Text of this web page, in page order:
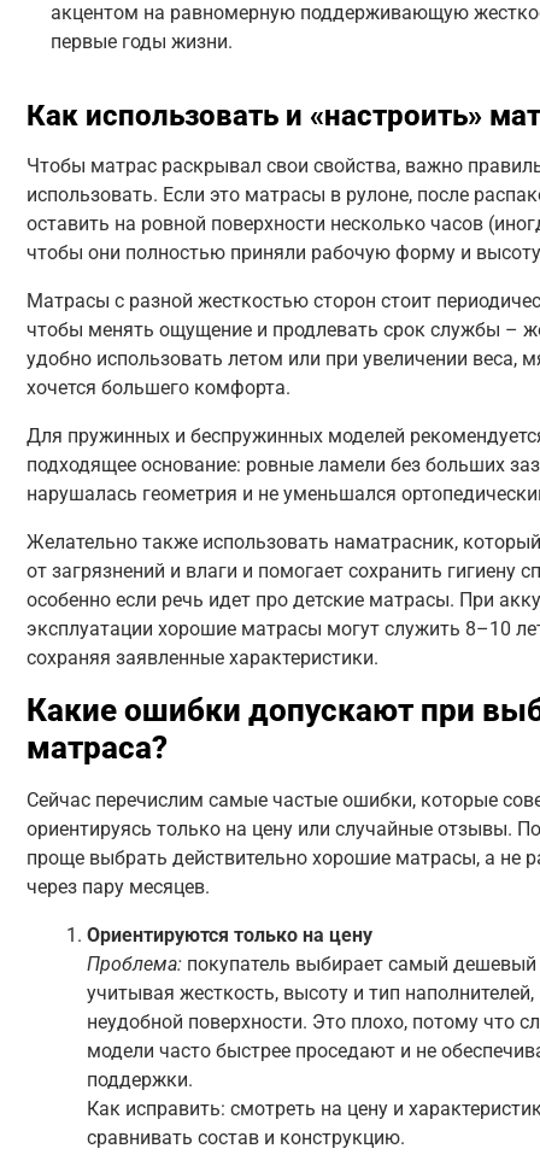
акцентом на равномерную поддерживающую
первые годы жизни.
Как использовать и «настроить»
Чтобы матрас раскрывал свои свойства, важно
использовать. Если это матрасы в рулоне, после
оставить на ровной поверхности несколько часов
чтобы они полностью приняли рабочую форму и
Матрасы с разной жесткостью сторон стоит
чтобы менять ощущение и продлевать срок службы –
удобно использовать летом или при увеличении веса,
хочется большего комфорта.
Для пружинных и беспружинных моделей
подходящее основание: ровные ламели без больших
нарушалась геометрия и не уменьшался
Желательно также использовать наматрасник,
от загрязнений и влаги и помогает сохранить гигиену
особенно если речь идет про детские матрасы. При
эксплуатации хорошие матрасы могут служить 8–10
сохраняя заявленные характеристики.
Какие ошибки допускают при
матраса?
Сейчас перечислим самые частые ошибки, которые
ориентируясь только на цену или случайные отзывы.
проще выбрать действительно хорошие матрасы, а не
через пару месяцев.
Ориентируются только на цену
Проблема:покупатель выбирает самый дешевый
учитывая жесткость, высоту и тип наполнителей,
неудобной поверхности. Это плохо, потому что
модели часто быстрее проседают и не
поддержки.
Как исправить: смотреть на цену и
сравнивать состав и конструкцию.